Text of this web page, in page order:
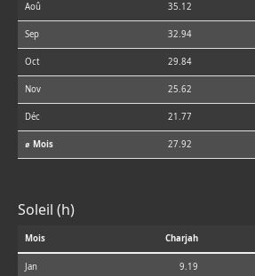
Aoû 35.12
Sep 32.94
Oct 29.84
Nov 25.62
Déc 21.77
⌀ Mois 27.92
Soleil (h)
Mois Charjah
Jan 9.19